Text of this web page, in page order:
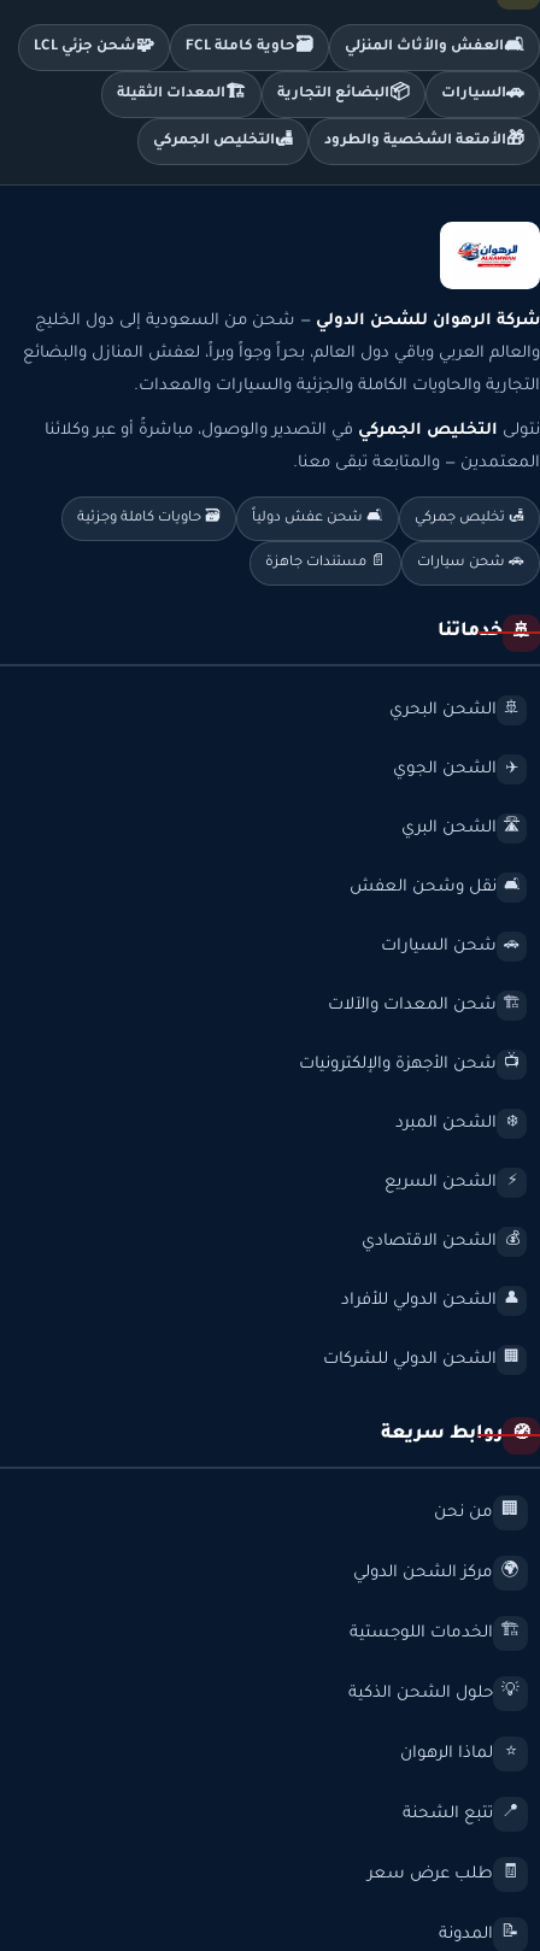
🛋️العفش والأثاث المنزلي 🗃️حاوية كاملة FCL 🧩شحن جزئي LCL
🚗السيارات 📦البضائع التجارية 🏗️ المعدات الثقيلة
🎁الأمتعة الشخصية والطرود 🛃التخليص الجمركي
شركة الرهوان للشحن الدولي — شحن من السعودية إلى دول الخليج
والعالم العربي وباقي دول العالم، بحراً وجواً وبراً، لعفش المنازل والبضائع
التجارية والحاويات الكاملة والجزئية والسيارات والمعدات.
نتولى التخليص الجمركي في التصدير والوصول، مباشرةً أو عبر وكلائنا
المعتمدين — والمتابعة تبقى معنا.
🛃 تخليص جمركي 🛋️ شحن عفش دولياً 🗃️ حاويات كاملة وجزئية
🚗 شحن سيارات 📄 مستندات جاهزة
🚢 خدماتنا
🚢 الشحن البحري
✈️ الشحن الجوي
🛣️ الشحن البري
🛋️ نقل وشحن العفش
🚗 شحن السيارات
🏗️ شحن المعدات والآلات
📺 شحن الأجهزة والإلكترونيات
❄️ الشحن المبرد
⚡ الشحن السريع
💰 الشحن الاقتصادي
👤 الشحن الدولي للأفراد
🏢 الشحن الدولي للشركات
🧭 روابط سريعة
🏢 من نحن
🌍 مركز الشحن الدولي
🏗️ الخدمات اللوجستية
💡 حلول الشحن الذكية
⭐ لماذا الرهوان
📍 تتبع الشحنة
🧾 طلب عرض سعر
📝 المدونة